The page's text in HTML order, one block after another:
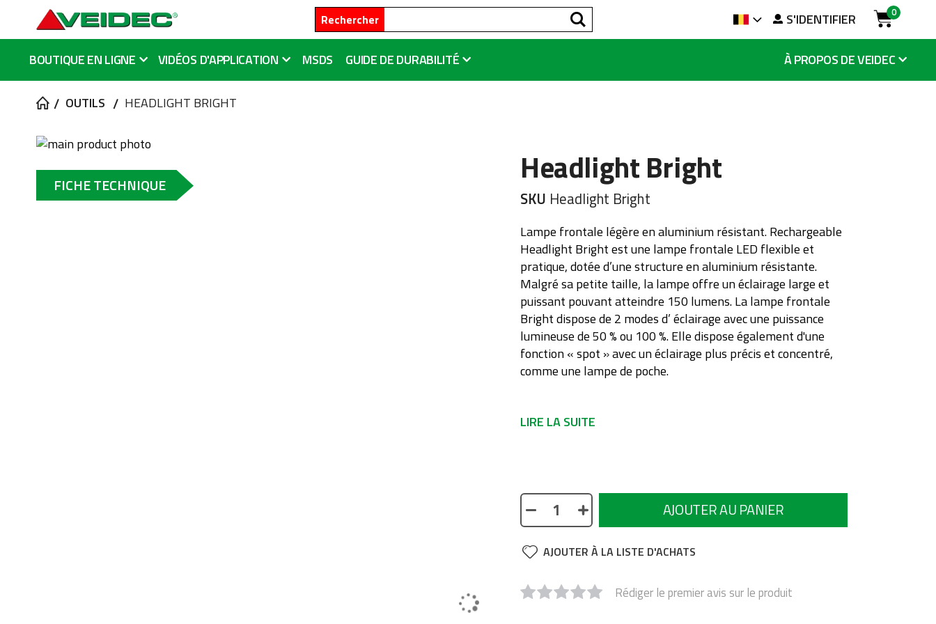
Rechercher LangueS'IDENTIFIER Cart
0
BOUTIQUE EN LIGNE VIDÉOS D'APPLICATION MSDS GUIDE DE DURABILITÉ À PROPOS DE VEIDEC
OUTILS HEADLIGHT BRIGHT
Skip
FICHE TECHNIQUE Headlight Bright
SKU Headlight Bright
Lampe frontale légère en aluminium résistant. Rechargeable
Headlight Bright est une lampe frontale LED flexible et
pratique, dotée d’une structure en aluminium résistante.
Malgré sa petite taille, la lampe offre un éclairage large et
puissant pouvant atteindre 150 lumens. La lampe frontale
Bright dispose de 2 modes d’ éclairage avec une puissance
lumineuse de 50 % ou 100 %. Elle dispose également d'une
fonction « spot » avec un éclairage plus précis et concentré,
comme une lampe de poche.
LIRE LA SUITE
AJOUTER AU PANIER
AJOUTER À LA LISTE D'ACHATS
Rédiger le premier avis sur le produit